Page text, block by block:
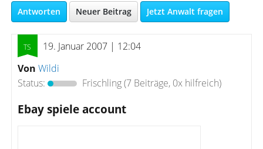
Antworten Neuer Beitrag Jetzt Anwalt fragen
19. Januar 2007 | 12:04
Von Wildi
Status:
Frischling(7 Beiträge, 0x hilfreich)
Ebay spiele account